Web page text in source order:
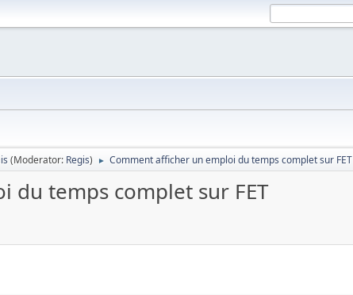
(Moderator: Regis) ► Comment afficher un emploi du temps complet sur FET
du temps complet sur FET